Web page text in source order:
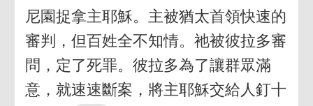
尼園捉拿主耶穌。主被猶太首領快速的
審判，但百姓全不知情。祂被彼拉多審
問，定了死罪。彼拉多為了讓群眾滿
意，就速速斷案，將主耶穌交給人釘十